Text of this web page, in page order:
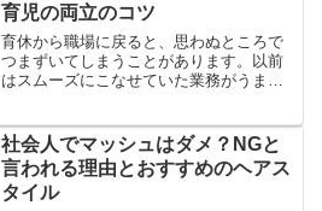
育児の両立のコツ
育休から職場に戻ると、思わぬところで
つまずいてしまうことがあります。以前
はスムーズにこなせていた業務がうまく
ンコツになってしまった」と落ち込んで
しまうこともあるでしょう...
社会人でマッシュはダメ？NGと
言われる理由とおすすめのヘアス
タイル